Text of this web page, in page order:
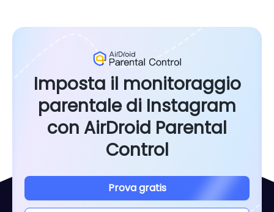
Imposta il monitoraggio
parentale di Instagram
con AirDroid Parental
Control
Prova gratis